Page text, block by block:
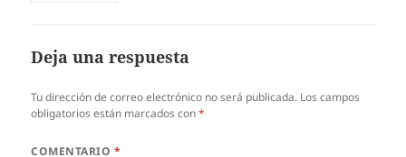
Deja una respuesta
Tu dirección de correo electrónico no será publicada. Los campos
obligatorios están marcados con*
COMENTARIO *